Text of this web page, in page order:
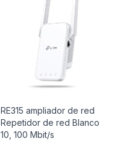
RE315 ampliador de red
Repetidor de red Blanco
10, 100 Mbit/s